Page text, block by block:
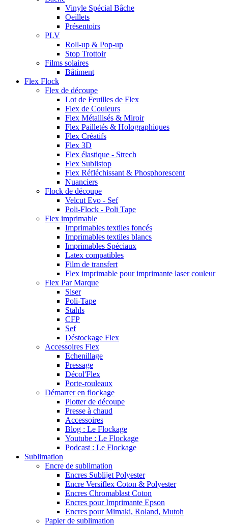
Vinyle Spécial Bâche
Oeillets
Présentoirs
PLV
Roll-up & Pop-up
Stop Trottoir
Films solaires
Bâtiment
Flex Flock
Flex de découpe
Lot de Feuilles de Flex
Flex de Couleurs
Flex Métallisés & Miroir
Flex Pailletés & Holographiques
Flex Créatifs
Flex 3D
Flex élastique - Strech
Flex Sublistop
Flex Réfléchissant & Phosphorescent
Nuanciers
Flock de découpe
Velcut Evo - Sef
Poli-Flock - Poli Tape
Flex imprimable
Imprimables textiles foncés
Imprimables textiles blancs
Imprimables Spéciaux
Latex compatibles
Film de transfert
Flex imprimable pour imprimante laser couleur
Flex Par Marque
Siser
Poli-Tape
Stahls
CFP
Sef
Déstockage Flex
Accessoires Flex
Echenillage
Pressage
Décol'Flex
Porte-rouleaux
Démarrer en flockage
Plotter de découpe
Presse à chaud
Accessoires
Blog : Le Flockage
Youtube : Le Flockage
Podcast : Le Flockage
Sublimation
Encre de sublimation
Encres Sublijet Polyester
Encre Versiflex Coton & Polyester
Encres Chromablast Coton
Encres pour Imprimante Epson
Encres pour Mimaki, Roland, Mutoh
Papier de sublimation